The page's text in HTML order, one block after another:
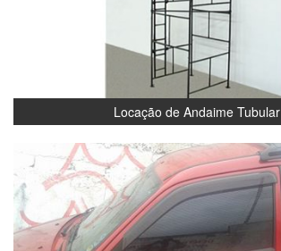
Locação de Andaime Tubular